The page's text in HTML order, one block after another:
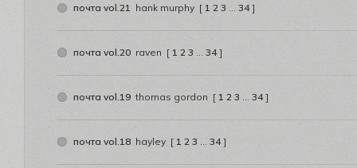
почта vol.21 hank murphy [ 1 2 3 34 ]
почта vol.20 raven [ 1 2 3 34 ]
почта vol.19 thomas gordon [ 1 2 3 34 ]
почта vol.18 hayley [ 1 2 3 34 ]